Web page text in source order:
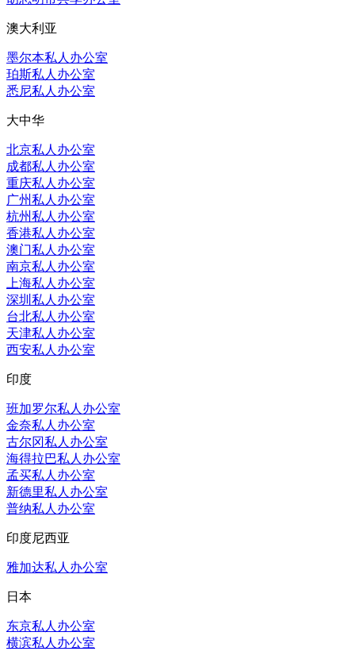
澳大利亚
墨尔本私人办公室
珀斯私人办公室
悉尼私人办公室
大中华
北京私人办公室
成都私人办公室
重庆私人办公室
广州私人办公室
杭州私人办公室
香港私人办公室
澳门私人办公室
南京私人办公室
上海私人办公室
深圳私人办公室
台北私人办公室
天津私人办公室
西安私人办公室
印度
班加罗尔私人办公室
金奈私人办公室
古尔冈私人办公室
海得拉巴私人办公室
孟买私人办公室
新德里私人办公室
普纳私人办公室
印度尼西亚
雅加达私人办公室
日本
东京私人办公室
横滨私人办公室